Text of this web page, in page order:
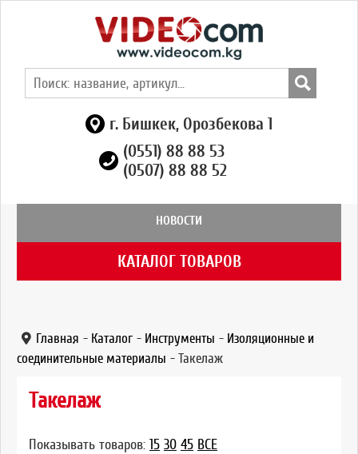
г. Бишкек, Орозбекова 1
(0551) 88 88 53
(0507) 88 88 52
НОВОСТИ
КАТАЛОГ ТОВАРОВ
Главная - Каталог - Инструменты - Изоляционные и
соединительные материалы - Такелаж
Такелаж
Показывать товаров: 15 30 45 ВСЕ